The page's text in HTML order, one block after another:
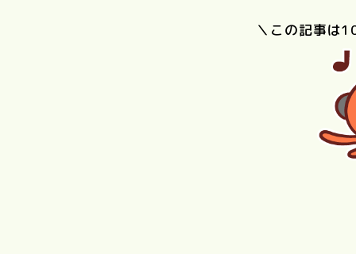
＼この記事は